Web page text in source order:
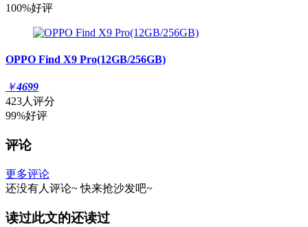
100%好评
OPPO Find X9 Pro(12GB/256GB)
￥4699
423人评分
99%好评
评论
更多评论
还没有人评论~ 快来抢沙发吧~
读过此文的还读过